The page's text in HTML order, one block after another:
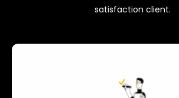
satisfaction client.